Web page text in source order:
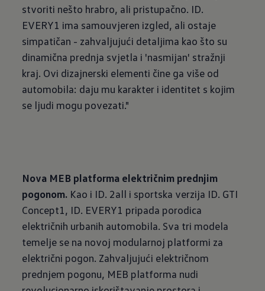
stvoriti nešto hrabro, ali pristupačno. ID.
EVERY1 ima samouvjeren izgled, ali ostaje
simpatičan - zahvaljujući detaljima kao što su
dinamična prednja svjetla i 'nasmijan' stražnji
kraj. Ovi dizajnerski elementi čine ga više od
automobila: daju mu karakter i identitet s kojim
se ljudi mogu povezati."
Nova MEB platforma električnim prednjim
pogonom. Kao i ID. 2all i sportska verzija ID. GTI
Concept1, ID. EVERY1 pripada porodica
električnih urbanih automobila. Sva tri modela
temelje se na novoj modularnoj platformi za
električni pogon. Zahvaljujući električnom
prednjem pogonu, MEB platforma nudi